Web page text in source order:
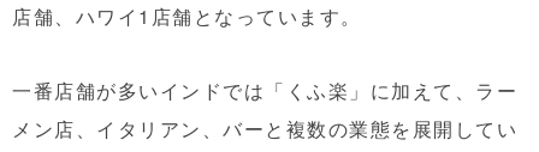
店舗、ハワイ1店舗となっています。
一番店舗が多いインドでは「くふ楽」に加えて、ラー
メン店、イタリアン、バーと複数の業態を展開してい